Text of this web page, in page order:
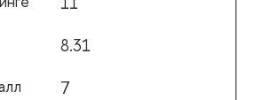
8.31
7